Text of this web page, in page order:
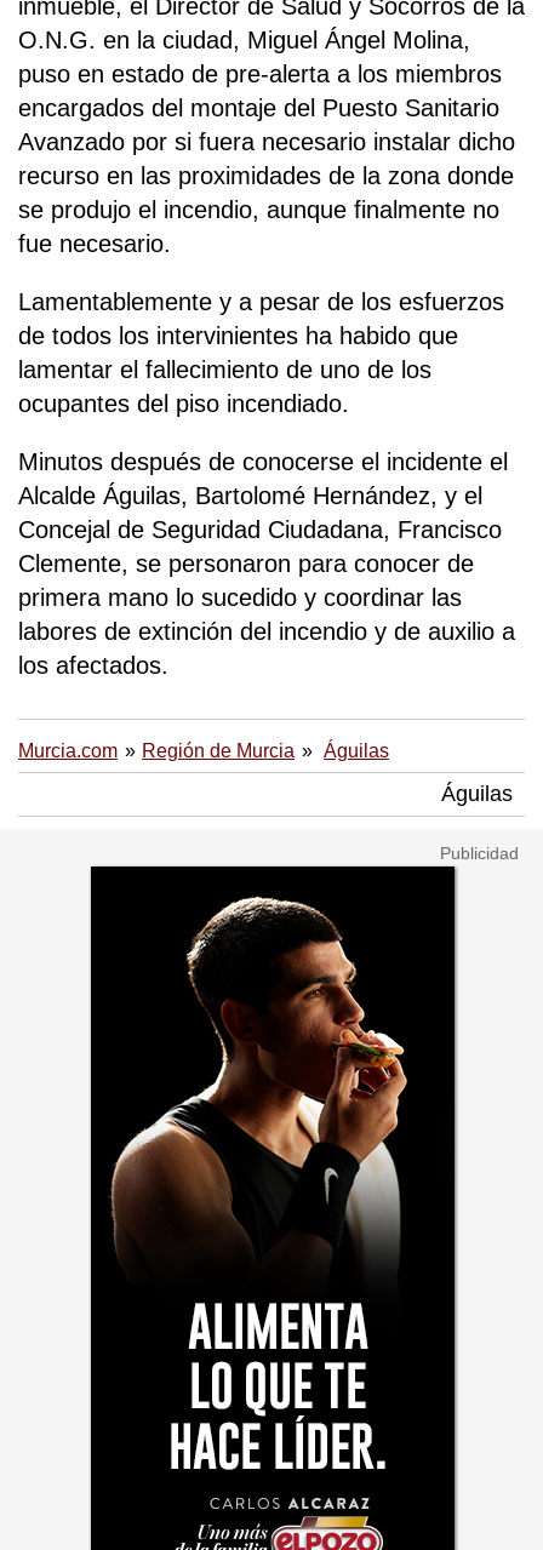
inmueble, el Director de Salud y Socorros de la
O.N.G. en la ciudad, Miguel Ángel Molina,
puso en estado de pre-alerta a los miembros
encargados del montaje del Puesto Sanitario
Avanzado por si fuera necesario instalar dicho
recurso en las proximidades de la zona donde
se produjo el incendio, aunque finalmente no
fue necesario.
Lamentablemente y a pesar de los esfuerzos
de todos los intervinientes ha habido que
lamentar el fallecimiento de uno de los
ocupantes del piso incendiado.
Minutos después de conocerse el incidente el
Alcalde Águilas, Bartolomé Hernández, y el
Concejal de Seguridad Ciudadana, Francisco
Clemente, se personaron para conocer de
primera mano lo sucedido y coordinar las
labores de extinción del incendio y de auxilio a
los afectados.
Murcia.com Región de Murcia Águilas
Águilas